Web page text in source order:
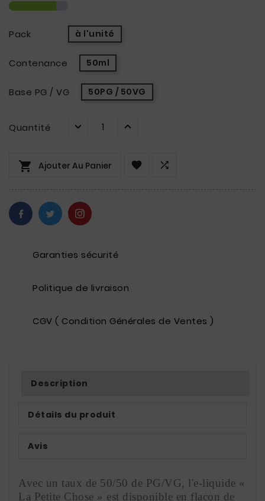
Pack à l'unité
Contenance 50ml
Base PG / VG 50PG / 50VG
Quantité
 Ajouter Au Panier  
Garanties sécurité
Politique de livraison
CGV ( Condition Générales de Ventes )
Description
Détails du produit
Avis
Avec un taux de 50/50 de PG/VG, l'e-liquide «
La Petite Chose » est disponible en flacon de